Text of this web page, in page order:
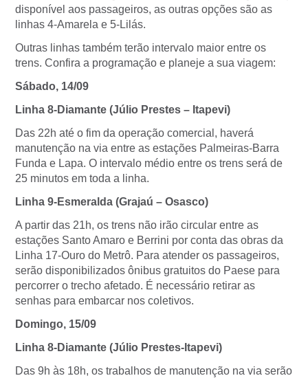
disponível aos passageiros, as outras opções são as
linhas 4-Amarela e 5-Lilás.
Outras linhas também terão intervalo maior entre os
trens. Confira a programação e planeje a sua viagem:
Sábado, 14/09
Linha 8-Diamante (Júlio Prestes – Itapevi)
Das 22h até o fim da operação comercial, haverá
manutenção na via entre as estações Palmeiras-Barra
Funda e Lapa. O intervalo médio entre os trens será de
25 minutos em toda a linha.
Linha 9-Esmeralda (Grajaú – Osasco)
A partir das 21h, os trens não irão circular entre as
estações Santo Amaro e Berrini por conta das obras da
Linha 17-Ouro do Metrô. Para atender os passageiros,
serão disponibilizados ônibus gratuitos do Paese para
percorrer o trecho afetado. É necessário retirar as
senhas para embarcar nos coletivos.
Domingo, 15/09
Linha 8-Diamante (Júlio Prestes-Itapevi)
Das 9h às 18h, os trabalhos de manutenção na via serão